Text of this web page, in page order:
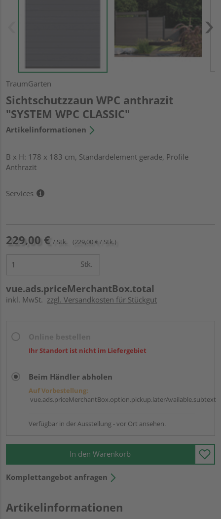
TraumGarten
Sichtschutzzaun WPC anthrazit
"SYSTEM WPC CLASSIC"
Artikelinformationen
B x H: 178 x 183 cm, Standardelement gerade, Profile
Anthrazit
Services
229,00 € / Stk. (229,00 € / Stk.)
Stk.
vue.ads.priceMerchantBox.total
inkl. MwSt. zzgl. Versandkosten für Stückgut
Ihr Standort ist nicht im Liefergebiet
Beim Händler abholen
Auf Vorbestellung:
vue.ads.priceMerchantBox.option.pickup.laterAvailable.subtext
Verfügbar in der Ausstellung - vor Ort ansehen.
In den Warenkorb
Komplettangebot anfragen
Artikelinformationen